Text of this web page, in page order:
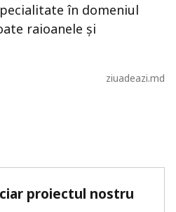
în domeniul
raioanele și
ziuadeazi.md
proiectul nostru